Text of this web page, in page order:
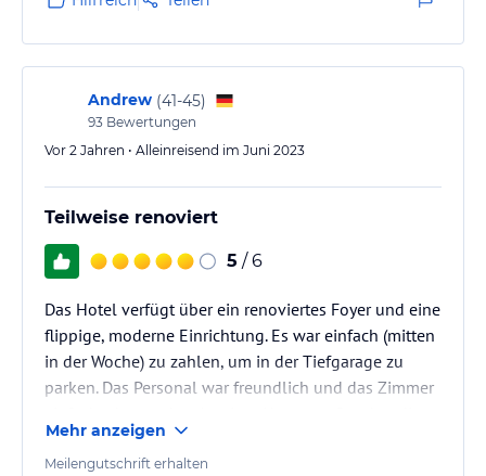
Andrew (41-45)
93 Bewertungen
Vor 2 Jahren • Alleinreisend im Juni 2023
Teilweise renoviert
5 / 6
Das Hotel verfügt über ein renoviertes Foyer und eine
flippige, moderne Einrichtung. Es war einfach (mitten
in der Woche) zu zahlen, um in der Tiefgarage zu
parken. Das Personal war freundlich und das Zimmer
Fenster waren gut und das Zimmer blieb ruhig.
Mehr anzeigen
Meilengutschrift erhalten